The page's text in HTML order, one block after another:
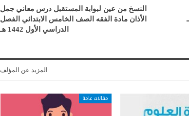
النسخ من عين لبوابة المستقبل درس معاني جمل
الأذان مادة الفقه الصف الخامس الابتدائي الفصل
الدراسي الأول 1442 هـ
المزيد عن المؤلف
مقالات عامة